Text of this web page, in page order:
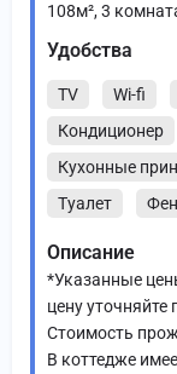
108м²,3
Удобства
TV Wi-fi
Кондиционер
Кухонные
Туалет
Фен
Описание
*Указанные
цену
Стоимость
В коттедже